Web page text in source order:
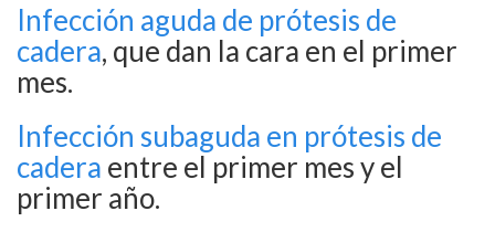
Infección aguda de prótesis de
cadera, que dan la cara en el primer
mes.
Infección subaguda en prótesis de
cadera entre el primer mes y el
primer año.